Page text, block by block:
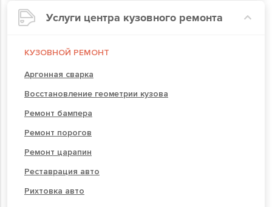
Услуги центра кузовного ремонта
КУЗОВНОЙ РЕМОНТ
Аргонная сварка
Восстановление геометрии кузова
Ремонт бампера
Ремонт порогов
Ремонт царапин
Реставрация авто
Рихтовка авто